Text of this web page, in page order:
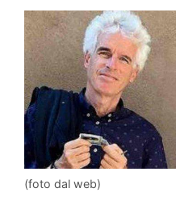
(foto dal web)